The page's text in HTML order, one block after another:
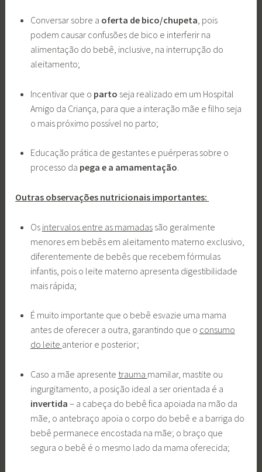
Conversar sobre a oferta de bico/chupeta, pois
podem causar confusões de bico e interferir na
alimentação do bebê, inclusive, na interrupção do
aleitamento;
Incentivar que o parto seja realizado em um Hospital
Amigo da Criança, para que a interação mãe e filho seja
o mais próximo possível no parto;
Educação prática de gestantes e puérperas sobre o
processo da pega e a amamentação.
Outras observações nutricionais importantes:
Os intervalos entre as mamadassão geralmente
menores em bebês em aleitamento materno exclusivo,
diferentemente de bebês que recebem fórmulas
infantis, pois o leite materno apresenta digestibilidade
mais rápida;
É muito importante que o bebê esvazie uma mama
antes de oferecer a outra, garantindo que o consumo
do leite anterior e posterior;
Caso a mãe apresente trauma mamilar, mastite ou
ingurgitamento, a posição ideal a ser orientada é a
invertida – a cabeça do bebê fica apoiada na mão da
mãe, o antebraço apoia o corpo do bebê e a barriga do
bebê permanece encostada na mãe; o braço que
segura o bebê é o mesmo lado da mama oferecida;